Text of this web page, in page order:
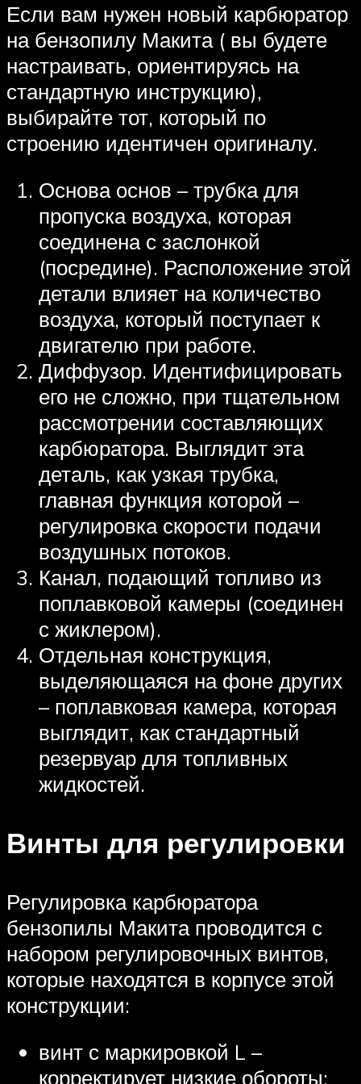
Если вам нужен новый карбюратор
на бензопилу Макита ( вы будете
настраивать, ориентируясь на
стандартную инструкцию),
выбирайте тот, который по
строению идентичен оригиналу.
Основа основ – трубка для
пропуска воздуха, которая
соединена с заслонкой
(посредине). Расположение этой
детали влияет на количество
воздуха, который поступает к
двигателю при работе.
Диффузор. Идентифицировать
его не сложно, при тщательном
рассмотрении составляющих
карбюратора. Выглядит эта
деталь, как узкая трубка,
главная функция которой –
регулировка скорости подачи
воздушных потоков.
Канал, подающий топливо из
поплавковой камеры (соединен
с жиклером).
Отдельная конструкция,
выделяющаяся на фоне других
– поплавковая камера, которая
выглядит, как стандартный
резервуар для топливных
жидкостей.
Винты для регулировки
Регулировка карбюратора
бензопилы Макита проводится с
набором регулировочных винтов,
которые находятся в корпусе этой
конструкции:
винт с маркировкой L –
корректирует низкие обороты;